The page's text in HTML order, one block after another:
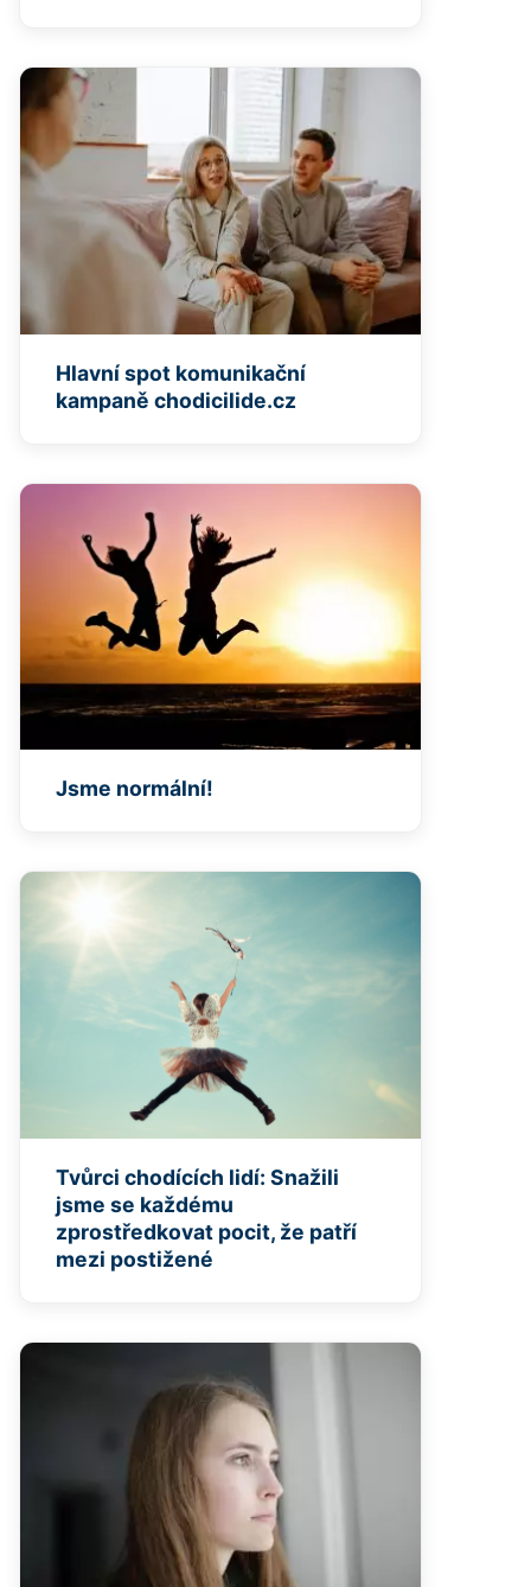
Hlavní spot komunikační
kampaně chodicilide.cz
Jsme normální!
Tvůrci chodících lidí: Snažili
jsme se každému
zprostředkovat pocit, že patří
mezi postižené